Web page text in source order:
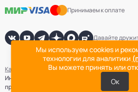
Принимаем к оплате
Давайте
Информация не является публичной офертой.
проведения работ определяется после
Карта сайта Политика конфиденциальности
Мы используем cookies и
технологии для аналитики
Вы можете принять или
Ок